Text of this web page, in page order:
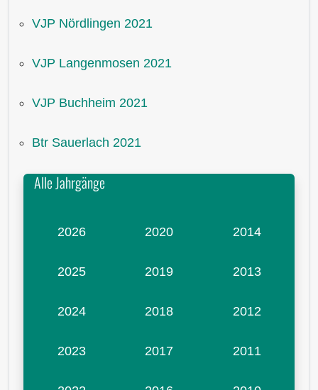
VJP Nördlingen 2021
VJP Langenmosen 2021
VJP Buchheim 2021
Btr Sauerlach 2021
Alle Jahrgänge
2026
2025
2024
2023
2020
2019
2018
2017
2014
2013
2012
2011